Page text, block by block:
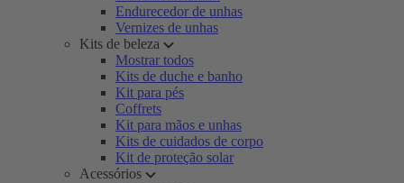
Endurecedor de unhas
Vernizes de unhas
Kits de beleza
Mostrar todos
Kits de duche e banho
Kit para pés
Coffrets
Kit para mãos e unhas
Kits de cuidados de corpo
Kit de proteção solar
Acessórios